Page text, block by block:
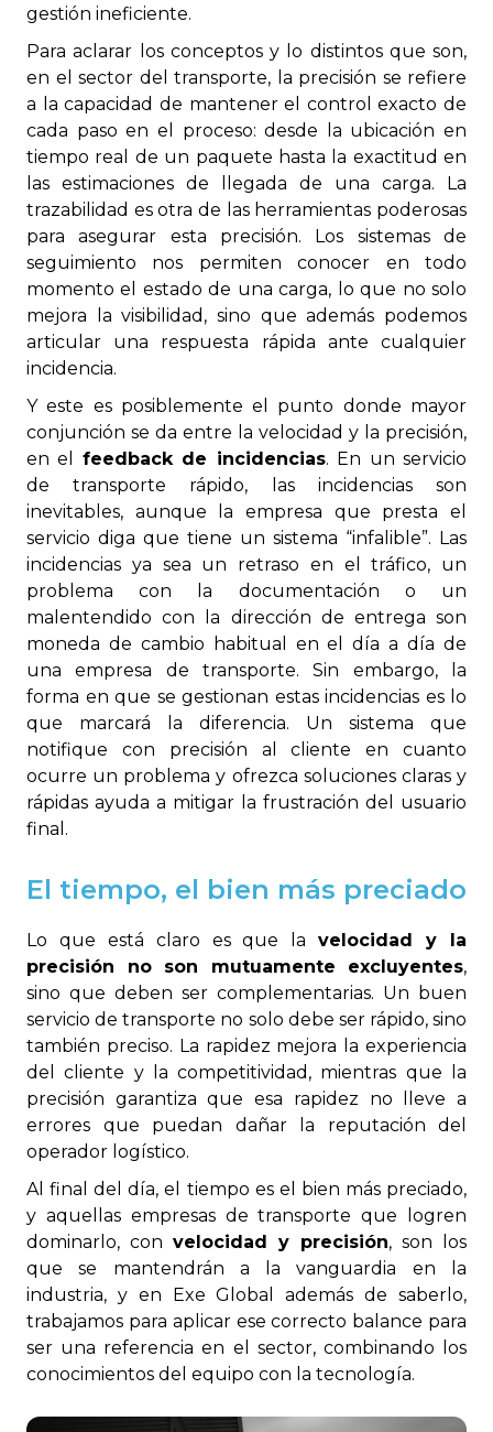
gestión ineficiente.
Para aclarar los conceptos y lo distintos que son,
en el sector del transporte, la precisión se refiere
a la capacidad de mantener el control exacto de
cada paso en el proceso: desde la ubicación en
tiempo real de un paquete hasta la exactitud en
las estimaciones de llegada de una carga. La
trazabilidad es otra de las herramientas poderosas
para asegurar esta precisión. Los sistemas de
seguimiento nos permiten conocer en todo
momento el estado de una carga, lo que no solo
mejora la visibilidad, sino que además podemos
articular una respuesta rápida ante cualquier
incidencia.
Y este es posiblemente el punto donde mayor
conjunción se da entre la velocidad y la precisión,
en el feedback de incidencias. En un servicio
de transporte rápido, las incidencias son
inevitables, aunque la empresa que presta el
servicio diga que tiene un sistema “infalible”. Las
incidencias ya sea un retraso en el tráfico, un
problema con la documentación o un
malentendido con la dirección de entrega son
moneda de cambio habitual en el día a día de
una empresa de transporte. Sin embargo, la
forma en que se gestionan estas incidencias es lo
que marcará la diferencia. Un sistema que
notifique con precisión al cliente en cuanto
ocurre un problema y ofrezca soluciones claras y
rápidas ayuda a mitigar la frustración del usuario
final.
El tiempo, el bien más preciado
Lo que está claro es que lavelocidad y la
precisión no son mutuamente excluyentes,
sino que deben ser complementarias. Un buen
servicio de transporte no solo debe ser rápido, sino
también preciso. La rapidez mejora la experiencia
del cliente y la competitividad, mientras que la
precisión garantiza que esa rapidez no lleve a
errores que puedan dañar la reputación del
operador logístico.
Al final del día, el tiempo es el bien más preciado,
y aquellas empresas de transporte que logren
dominarlo, con velocidad y precisión, son los
que se mantendrán a la vanguardia en la
industria, y en Exe Global además de saberlo,
trabajamos para aplicar ese correcto balance para
ser una referencia en el sector, combinando los
conocimientos del equipo con la tecnología.